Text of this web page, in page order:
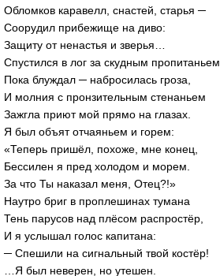
Обломков каравелл, снастей, старья ─
Соорудил прибежище на диво:
Защиту от ненастья и зверья…
Спустился в лог за скудным пропитаньем,
Пока блуждал ─ набросилась гроза,
И молния с пронзительным стенаньем
Зажгла приют мой прямо на глазах.
Я был объят отчаяньем и горем:
«Теперь пришёл, похоже, мне конец,
Бессилен я пред холодом и морем.
За что Ты наказал меня, Отец?!»
Наутро бриг в проплешинах тумана
Тень парусов над плёсом распростёр,
И я услышал голос капитана:
─ Спешили на сигнальный твой костёр!
…Я был неверен, но утешен.